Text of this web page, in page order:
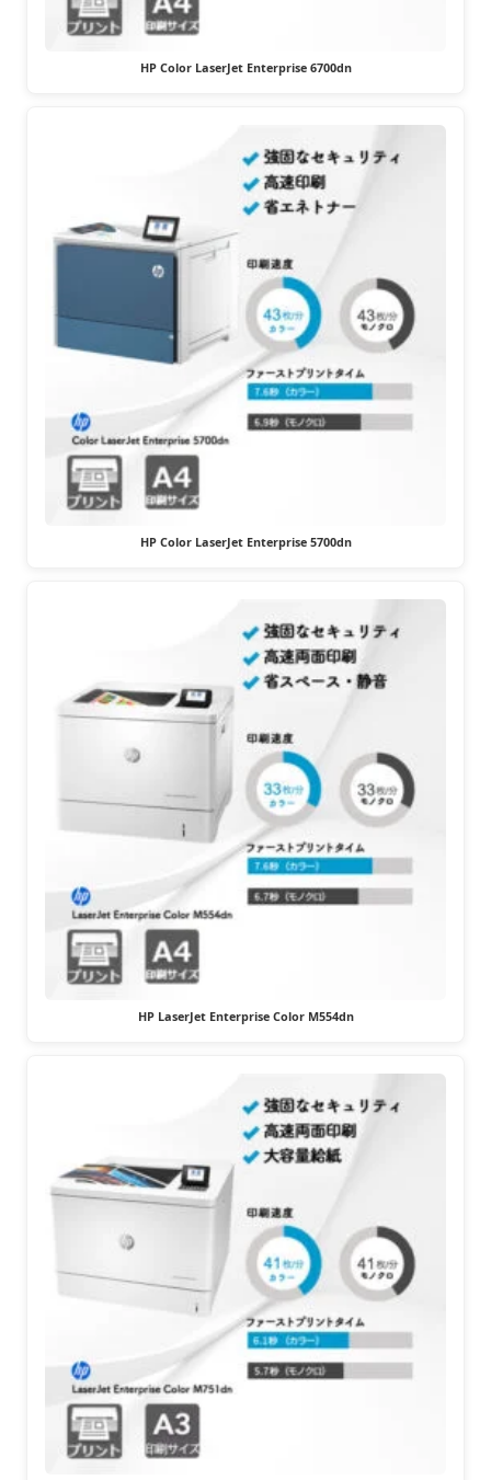
HP Color LaserJet Enterprise 6700dn
HP Color LaserJet Enterprise 5700dn
HP LaserJet Enterprise Color M554dn